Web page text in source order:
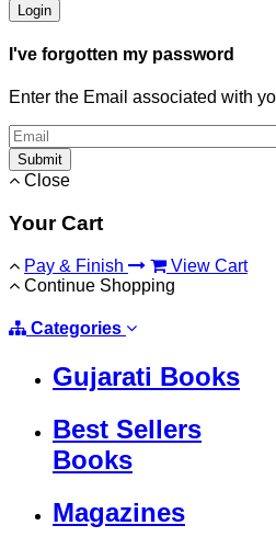
Login
I've forgotten my password
Enter the Email associated with
Submit
Close
Your Cart
Pay & Finish
View Cart
Continue Shopping
Categories
Gujarati Books
Best Sellers
Books
Magazines